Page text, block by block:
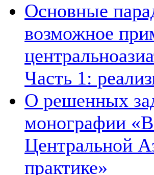
Основные
возможное
Часть 1:
О решенных
монографии
Центральной
практике»